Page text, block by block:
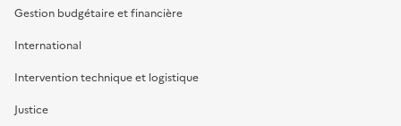
Gestion budgétaire et financière
International
Intervention technique et logistique
Justice